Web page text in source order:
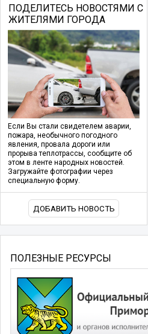
ПОДЕЛИТЕСЬ НОВОСТЯМИ С
ЖИТЕЛЯМИ ГОРОДА
Если Вы стали свидетелем аварии,
пожара, необычного погодного
явления, провала дороги или
прорыва теплотрассы, сообщите об
этом в ленте народных новостей.
Загружайте фотографии через
специальную форму.
ДОБАВИТЬ НОВОСТЬ
ПОЛЕЗНЫЕ РЕСУРСЫ